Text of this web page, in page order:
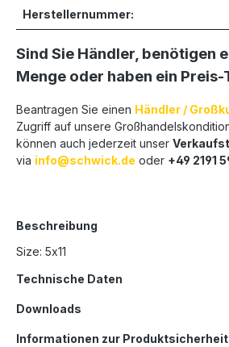
Herstellernummer:
Sind Sie Händler, benötigen
Menge oder haben ein Preis-
Beantragen Sie einen Händler /
Zugriff auf unsere
können auch jederzeit unser
via info@schwick.de oder +49 2191
Beschreibung
Size: 5x11
Technische Daten
Downloads
Informationen zur Produktsicherheit